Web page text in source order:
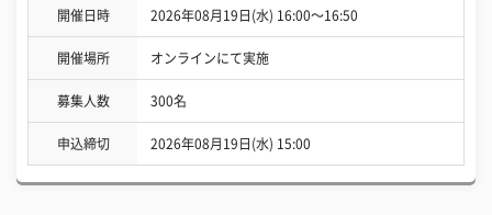
開催日時 2026年08月19日(水) 16:00〜16:50
開催場所 オンラインにて実施
募集人数 300名
申込締切 2026年08月19日(水) 15:00